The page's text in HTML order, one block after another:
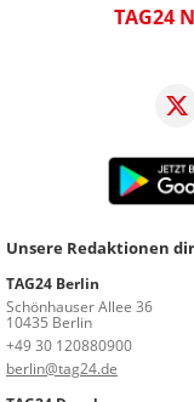
TAG24
Unsere Redaktionen
TAG24 Berlin
Schönhauser Allee 36
10435 Berlin
+49 30 120880900
berlin@tag24.de